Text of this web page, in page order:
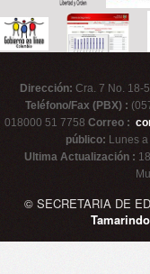
Dirección: Cra. 7 No. 18-
Teléfono/Fax (PBX) :
018000 51 7758 Correo :
público: Lunes
Ultima Actualización :
© SECRETARIA DE